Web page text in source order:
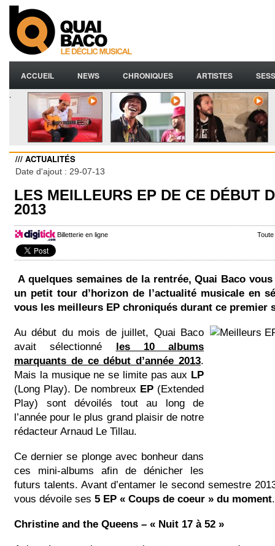
ACCUEIL NEWS CHRONIQUES ARTISTES
.
/// ACTUALITÉS
Date d'ajout : 29-07-13
LES MEILLEURS EP DE CE DÉBUT
2013
Billetterie en ligne
A quelques semaines de la rentrée, Quai Baco
un petit tour d’horizon de l’actualité musicale en
vous les meilleurs EP chroniqués durant ce premier
Au début du mois de juillet, Quai Baco
avait sélectionné les 10 albums
marquants de ce début d’année 2013.
Mais la musique ne se limite pas aux LP
(Long Play). De nombreux EP (Extended
Play) sont dévoilés tout au long de
l’année pour le plus grand plaisir de notre
rédacteur Arnaud Le Tillau.
Ce dernier se plonge avec bonheur dans
ces mini-albums afin de dénicher les
futurs talents. Avant d’entamer le second semestre
vous dévoile ses 5 EP « Coups de coeur » du moment.
Christine and the Queens – « Nuit 17 à 52 »